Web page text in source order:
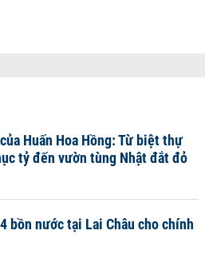
Huấn Hoa Hồng: Từ biệt thự
tỷ đến vườn tùng Nhật đắt đỏ
bồn nước tại Lai Châu cho chính